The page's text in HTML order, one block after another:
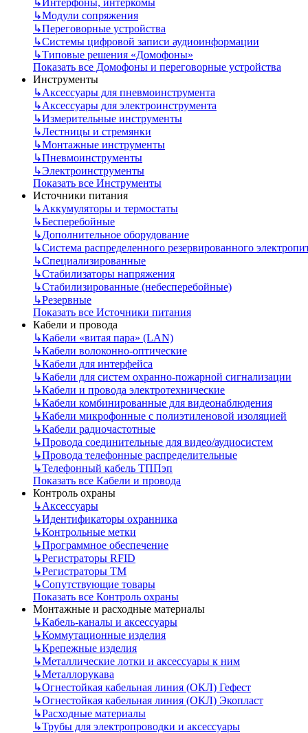
↳Интерфоны, интеркомы
↳Модули сопряжения
↳Переговорные устройства
↳Системы цифровой записи аудиоинформации
↳Типовые решения «Домофоны»
Показать все Домофоны и переговорные устройства
Инструменты
↳Аксессуары для пневмоинструмента
↳Аксессуары для электроинструмента
↳Измерительные инструменты
↳Лестницы и стремянки
↳Монтажные инструменты
↳Пневмоинструменты
↳Электроинструменты
Показать все Инструменты
Источники питания
↳Аккумуляторы и термостаты
↳Бесперебойные
↳Дополнительное оборудование
↳Система распределенного резервированного
↳Специализированные
↳Стабилизаторы напряжения
↳Стабилизированные (небесперебойные)
↳Резервные
Показать все Источники питания
Кабели и провода
↳Кабели «витая пара» (LAN)
↳Кабели волоконно-оптические
↳Кабели для интерфейса
↳Кабели для систем охранно-пожарной сигнализации
↳Кабели и провода электротехнические
↳Кабели комбинированные для видеонаблюдения
↳Кабели микрофонные с полиэтиленовой изоляцией
↳Кабели радиочастотные
↳Провода соединительные для видео/аудиосистем
↳Провода телефонные распределительные
↳Телефонный кабель ТППэп
Показать все Кабели и провода
Контроль охраны
↳Аксессуары
↳Идентификаторы охранника
↳Контрольные метки
↳Программное обеспечение
↳Регистраторы RFID
↳Регистраторы ТМ
↳Сопутствующие товары
Показать все Контроль охраны
Монтажные и расходные материалы
↳Кабель-каналы и аксессуары
↳Коммутационные изделия
↳Крепежные изделия
↳Металлические лотки и аксессуары к ним
↳Металлорукава
↳Огнестойкая кабельная линия (ОКЛ) Гефест
↳Огнестойкая кабельная линия (ОКЛ) Экопласт
↳Расходные материалы
↳Трубы для электропроводки и аксессуары